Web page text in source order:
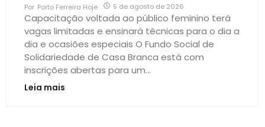
Por Porto Ferreira Hoje 5 de agosto de 2026
Capacitação voltada ao público feminino terá
vagas limitadas e ensinará técnicas para o dia a
dia e ocasiões especiais O Fundo Social de
Solidariedade de Casa Branca está com
inscrições abertas para um...
Leia mais